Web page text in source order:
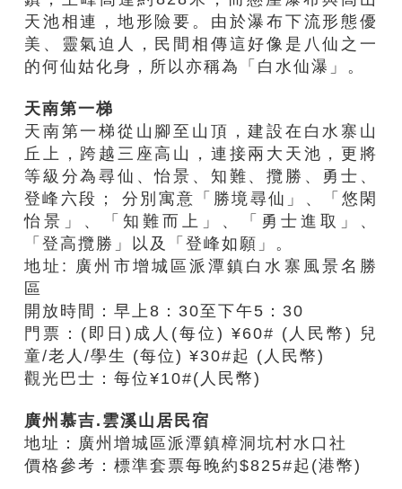
天池相連，地形險要。由於瀑布下流形態優
美、靈氣迫人，民間相傳這好像是八仙之一
的何仙姑化身，所以亦稱為「白水仙瀑」。
天南第一梯
天南第一梯從山腳至山頂，建設在白水寨山
丘上，跨越三座高山，連接兩大天池，更將
等級分為尋仙、怡景、知難、攬勝、勇士、
登峰六段； 分別寓意「勝境尋仙」、「悠閑
怡景」、「知難而上」、「勇士進取」、
「登高攬勝」以及「登峰如願」。
地址: 廣州市增城區派潭鎮白水寨風景名勝
區
開放時間：早上8：30至下午5：30
門票：(即日)成人(每位) ¥60# (人民幣) 兒
童/老人/學生 (每位) ¥30#起 (人民幣)
觀光巴士：每位¥10#(人民幣)
廣州慕吉.雲溪山居民宿
地址：廣州增城區派潭鎮樟洞坑村水口社
價格參考：標準套票每晚約$825#起(港幣)